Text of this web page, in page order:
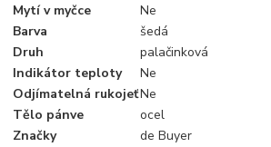
Mytí v myčce
Ne
Barva
šedá
Druh
palačinková
Indikátor teploty
Ne
Odjímatelná rukojeťNe
Tělo pánve
ocel
Značky
de Buyer